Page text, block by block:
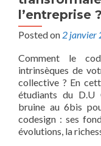
l’entreprise ?
Posted on 2 janvier
Comment le
intrinsèques de
collective ? En
étudiants du D.U
bruine au 6bis
codesign : ses
évolutions, la